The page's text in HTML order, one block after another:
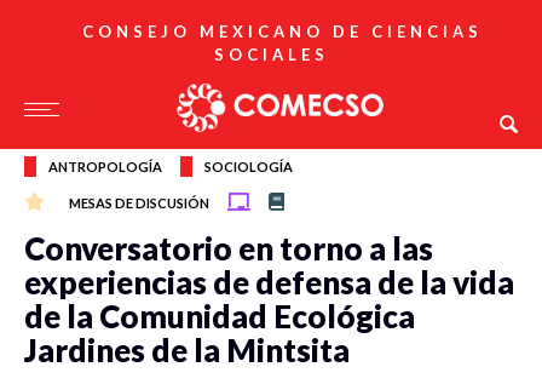
CONSEJO MEXICANO DE CIENCIAS
SOCIALES
ANTROPOLOGÍA SOCIOLOGÍA
MESAS DE DISCUSIÓN
Conversatorio en torno a las
experiencias de defensa de la vida
de la Comunidad Ecológica
Jardines de la Mintsita